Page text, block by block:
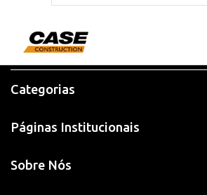
Categorias
Páginas Institucionais
Sobre Nós